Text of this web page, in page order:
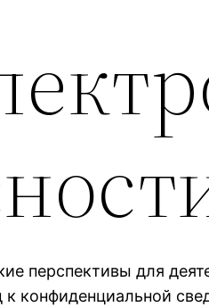
перспективы для
конфиденциальной